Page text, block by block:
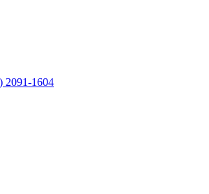
2091-1604